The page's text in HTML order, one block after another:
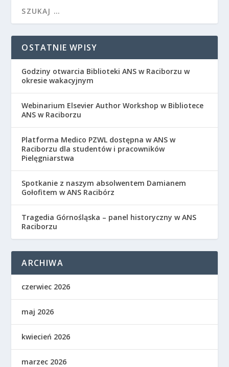
OSTATNIE WPISY
Godziny otwarcia Biblioteki ANS w Raciborzu w
okresie wakacyjnym
Webinarium Elsevier Author Workshop w Bibliotece
ANS w Raciborzu
Platforma Medico PZWL dostępna w ANS w
Raciborzu dla studentów i pracowników
Pielęgniarstwa
Spotkanie z naszym absolwentem Damianem
Gołofitem w ANS Racibórz
Tragedia Górnośląska – panel historyczny w ANS
Raciborzu
ARCHIWA
czerwiec 2026
maj 2026
kwiecień 2026
marzec 2026